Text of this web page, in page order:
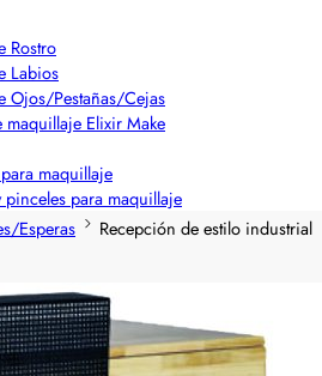
Rostro
Labios
Ojos/Pestañas/Cejas
maquillaje Elixir Make
maquillaje
pinceles para maquillaje
Esperas Recepción de estilo industrial